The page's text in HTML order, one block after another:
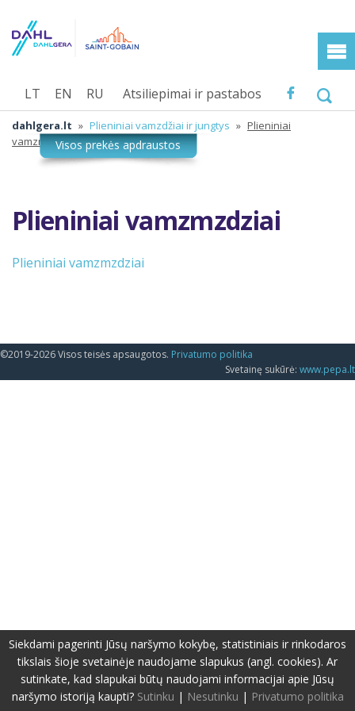
Atsiliepimai ir pastabos
LT EN RU
dahlgera.lt » Plieniniai vamzdžiai ir jungtys » Plieniniai
vamzmzdziai
Plieniniai vamzmzdziai
Plieniniai vamzmzdziai
©2019-2026 Visos teisės apsaugotos. Privatumo politika
Svetainę sukūrė: www.pepa.lt
Siekdami pagerinti Jūsų naršymo kokybę, statistiniais ir rinkodaros
tikslais šioje svetainėje naudojame slapukus (angl. cookies). Ar
sutinkate, kad slapukai būtų naudojami informacijai apie Jūsų
naršymo istoriją kaupti? Sutinku | Nesutinku | Privatumo politika